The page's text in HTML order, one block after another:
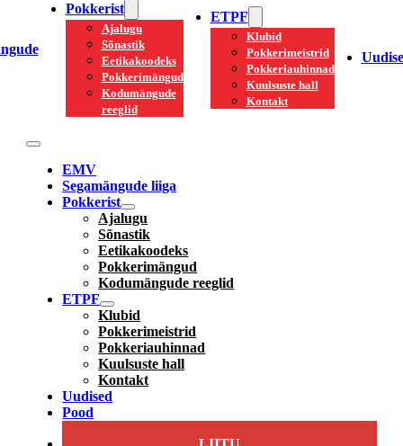
Pokkerist
Ajalugu
Sõnastik
Eetikakoodeks
Pokkerimängud
Kodumängude
reeglid
ETPF
Klubid
Pokkerimeistrid
Pokkeriauhinnad
Kuulsuste hall
Kontakt
EMV
Segamängude liiga
Pokkerist
Ajalugu
Sõnastik
Eetikakoodeks
Pokkerimängud
Kodumängude reeglid
ETPF
Klubid
Pokkerimeistrid
Pokkeriauhinnad
Kuulsuste hall
Kontakt
Uudised
Pood